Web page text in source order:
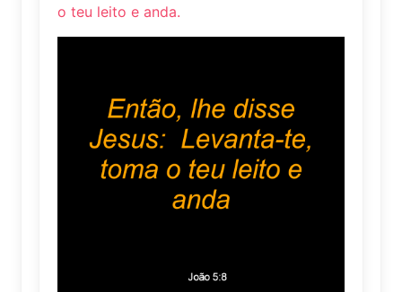
o teu leito e anda.